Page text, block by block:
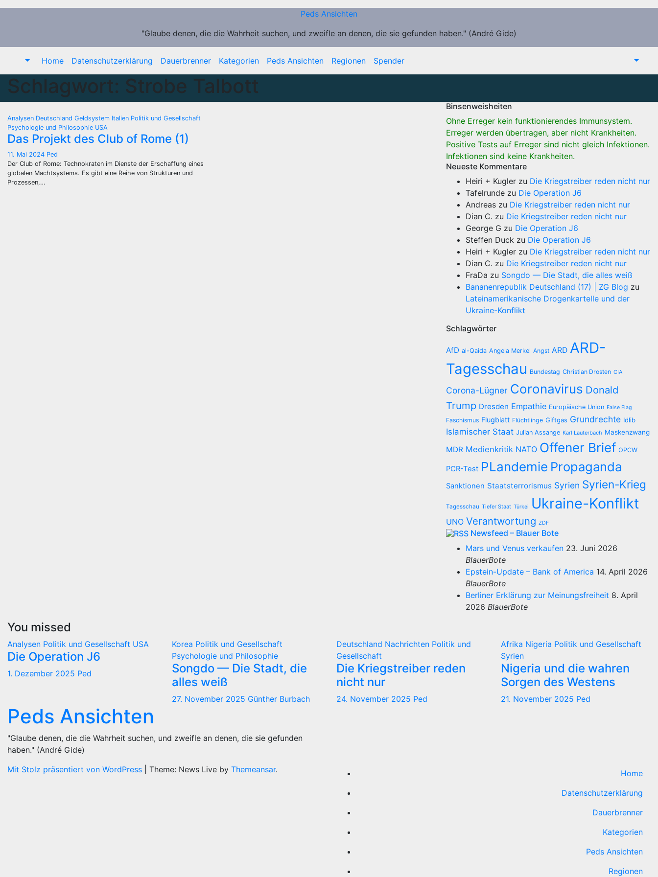
Zum
Peds Ansichten
"Glaube denen, die die Wahrheit suchen, und zweifle an denen, die sie gefunden haben." (André Gide)
Home Datenschutzerklärung Dauerbrenner Kategorien Peds Ansichten Regionen Spender
Schlagwort: Strobe Talbott
Analysen Deutschland Geldsystem Italien Politik und Gesellschaft
Psychologie und Philosophie USA
Das Projekt des Club of Rome (1)
11. Mai 2024 Ped
Der Club of Rome: Technokraten im Dienste der Erschaffung eines
globalen Machtsystems. Es gibt eine Reihe von Strukturen und
Prozessen,…
Binsenweisheiten
Ohne Erreger kein funktionierendes Immunsystem.
Erreger werden übertragen, aber nicht Krankheiten.
Positive Tests auf Erreger sind nicht gleich Infektionen.
Infektionen sind keine Krankheiten.
Neueste Kommentare
Heiri + Kugler zu Die Kriegstreiber reden nicht nur
Tafelrunde zu Die Operation J6
Andreas zu Die Kriegstreiber reden nicht nur
Dian C. zu Die Kriegstreiber reden nicht nur
George G zu Die Operation J6
Steffen Duck zu Die Operation J6
Heiri + Kugler zu Die Kriegstreiber reden nicht nur
Dian C. zu Die Kriegstreiber reden nicht nur
FraDa zu Songdo — Die Stadt, die alles weiß
Bananenrepublik Deutschland (17) | ZG Blog zu
Lateinamerikanische Drogenkartelle und der
Ukraine-Konflikt
Schlagwörter
AfD al-Qaida Angela Merkel Angst ARD ARD-
Tagesschau Bundestag Christian Drosten CIA
Corona-Lügner Coronavirus Donald
Trump Dresden Empathie Europäische Union False Flag
Faschismus Flugblatt Flüchtlinge Giftgas Grundrechte Idlib
Islamischer Staat Julian Assange Karl Lauterbach Maskenzwang
MDR Medienkritik NATO Offener Brief OPCW
PCR-Test PLandemie Propaganda
Sanktionen Staatsterrorismus Syrien Syrien-Krieg
Tagesschau Tiefer Staat Türkei Ukraine-Konflikt
UNO Verantwortung ZDF
Newsfeed – Blauer Bote
Mars und Venus verkaufen 23. Juni 2026
BlauerBote
Epstein-Update – Bank of America 14. April 2026
BlauerBote
Berliner Erklärung zur Meinungsfreiheit 8. April
2026 BlauerBote
You missed
Analysen Politik und Gesellschaft USA
Die Operation J6
1. Dezember 2025 Ped
Korea Politik und Gesellschaft
Psychologie und Philosophie
Songdo — Die Stadt, die
alles weiß
27. November 2025 Günther Burbach
Deutschland Nachrichten Politik und
Gesellschaft
Die Kriegstreiber reden
nicht nur
24. November 2025 Ped
Afrika Nigeria Politik und Gesellschaft
Syrien
Nigeria und die wahren
Sorgen des Westens
21. November 2025 Ped
Peds Ansichten
"Glaube denen, die die Wahrheit suchen, und zweifle an denen, die sie gefunden
haben." (André Gide)
Mit Stolz präsentiert von WordPress
Theme: News Live by Themeansar.
Home
Datenschutzerklärung
Dauerbrenner
Kategorien
Peds Ansichten
Regionen